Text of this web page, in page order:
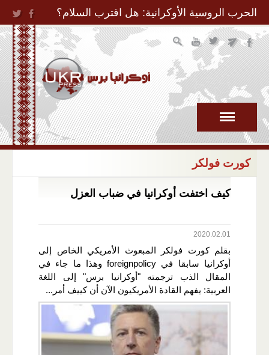
Jump to Navigation
الحرب الروسية الأوكرانية: هل اقترب السلام؟
كورت فولكر
كيف اختفت أوكرانيا في ضباب العزل
2020.02.01
بقلم كورت فولكر المبعوث الأمريكي الخاص إلى
أوكرانيا سابقا في foreignpolicy وهذا ما جاء في
المقال الذب ترجمته "أوكرانيا برس" إلى اللغة
العربية: يفهم القادة الأمريكيون الآن أن كييف أمر...